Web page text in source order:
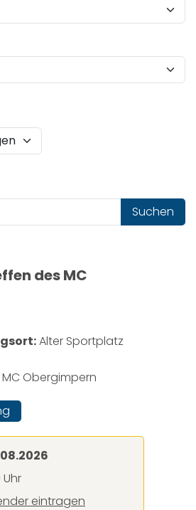
Suchen
des MC
Alter Sportplatz
MC Obergimpern
Uhr
eintragen